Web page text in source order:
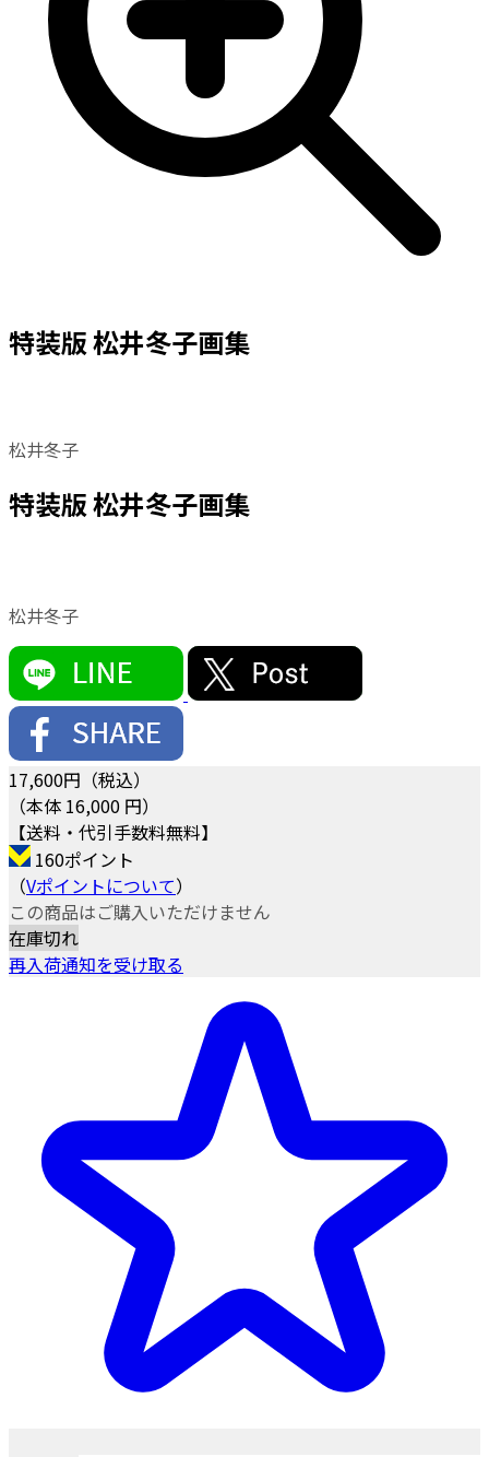
特装版 松井冬子画集
松井冬子
特装版 松井冬子画集
松井冬子
17,600円（税込）
（本体 16,000 円）
【送料・代引手数料無料】
160ポイント
（Vポイントについて）
この商品はご購入いただけません
在庫切れ
再入荷通知を受け取る